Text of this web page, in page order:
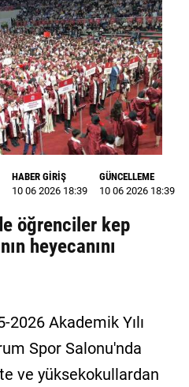
HABER GİRİŞ
10 06 2026 18:39
GÜNCELLEME
10 06 2026 18:39
öğrenciler kep
heyecanını
Akademik Yılı
Spor Salonu'nda
ve yüksekokullardan